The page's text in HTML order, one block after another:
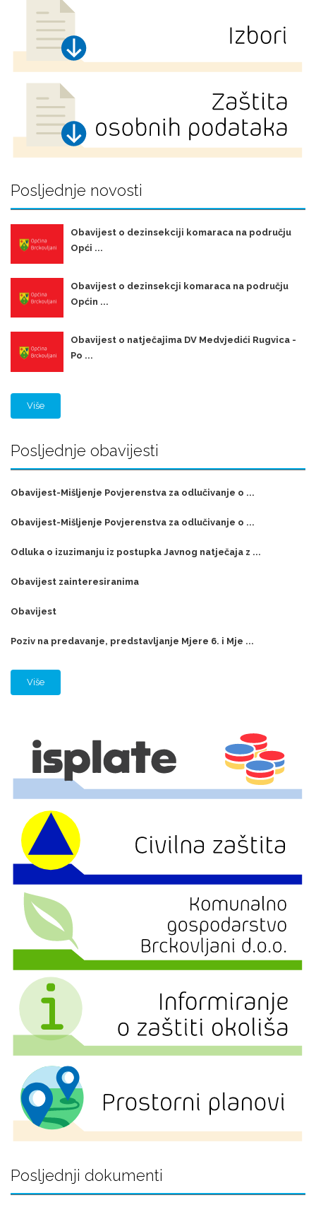
Posljednje novosti
Obavijest o dezinsekciji komaraca na području
Opći ...
Obavijest o dezinsekcji komaraca na području
Općin ...
Obavijest o natječajima DV Medvjedići Rugvica -
Po ...
Više
Posljednje obavijesti
Obavijest-Mišljenje Povjerenstva za odlučivanje o ...
Obavijest-Mišljenje Povjerenstva za odlučivanje o ...
Odluka o izuzimanju iz postupka Javnog natječaja z ...
Obavijest zainteresiranima
Obavijest
Poziv na predavanje, predstavljanje Mjere 6. i Mje ...
Više
Posljednji dokumenti